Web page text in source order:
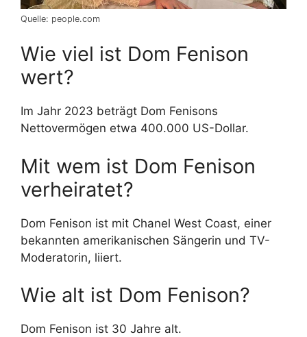
Quelle: people.com
Wie viel ist Dom Fenison
wert?
Im Jahr 2023 beträgt Dom Fenisons
Nettovermögen etwa 400.000 US-Dollar.
Mit wem ist Dom Fenison
verheiratet?
Dom Fenison ist mit Chanel West Coast, einer
bekannten amerikanischen Sängerin und TV-
Moderatorin, liiert.
Wie alt ist Dom Fenison?
Dom Fenison ist 30 Jahre alt.